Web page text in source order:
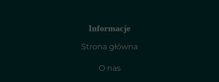
Informacje
Strona główna
O nas